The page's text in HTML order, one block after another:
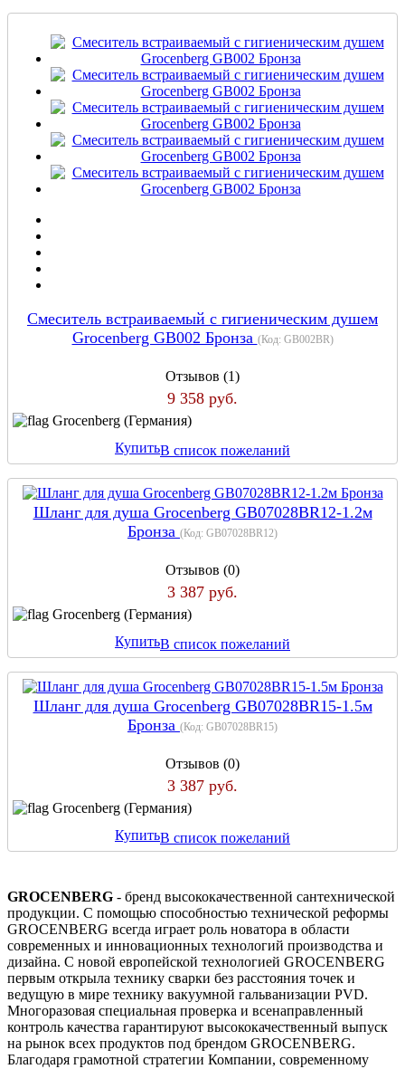
Смеситель встраиваемый с гигиеническим душем
Grocenberg GB002 Бронза (Код: GB002BR)
Отзывов (1)
9 358 руб.
Grocenberg (Германия)
КупитьВ список пожеланий
Шланг для душа Grocenberg GB07028BR12-1.2м
Бронза (Код: GB07028BR12)
Отзывов (0)
3 387 руб.
Grocenberg (Германия)
КупитьВ список пожеланий
Шланг для душа Grocenberg GB07028BR15-1.5м
Бронза (Код: GB07028BR15)
Отзывов (0)
3 387 руб.
Grocenberg (Германия)
КупитьВ список пожеланий
GROCENBERG - бренд высококачественной сантехнической
продукции. С помощью способностью технической реформы
GROCENBERG всегда играет роль новатора в области
современных и инновационных технологий производства и
дизайна. С новой европейской технологией GROCENBERG
первым открыла технику сварки без расстояния точек и
ведущую в мире технику вакуумной гальванизации PVD.
Многоразовая специальная проверка и всенаправленный
контроль качества гарантируют высококачественный выпуск
на рынок всех продуктов под брендом GROCENBERG.
Благодаря грамотной стратегии Компании, современному